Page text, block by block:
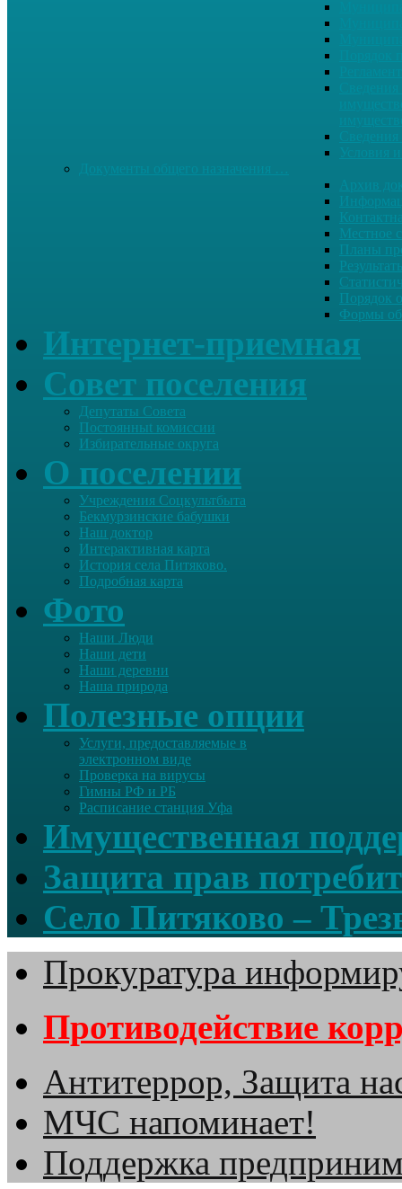
Архив
Местное
Планы
Порядок
Формы
Интернет-приемная
Совет поселения
Депутаты Совета
Постоянныt комиссии
Избирательные округа
О поселении
Учреждения Соцкультбыта
Бекмурзинские бабушки
Наш доктор
Интерактивная карта
История села Питяково.
Подробная карта
Фото
Наши Люди
Наши дети
Наши деревни
Наша природа
Полезные опции
Услуги, предоставляемые в
электронном виде
Проверка на вирусы
Гимны РФ и РБ
Расписание станция Уфа
Имущественная
Защита прав
Село Питяково –
Прокуратура
Противодействие
Антитеррор, Защита
МЧС напоминает!
Поддержка